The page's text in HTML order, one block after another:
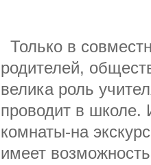
Только в
родителей,
велика роль
проводит в школе.
комнаты-на
имеет